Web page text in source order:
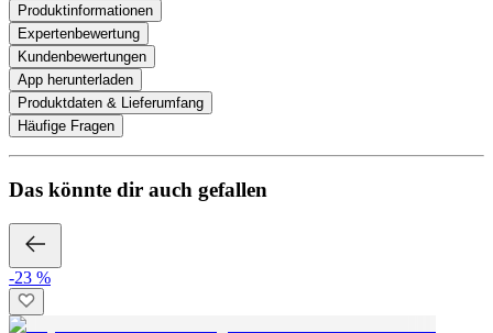
Produktinformationen
Expertenbewertung
Kundenbewertungen
App herunterladen
Produktdaten & Lieferumfang
Häufige Fragen
Das könnte dir auch gefallen
-23 %